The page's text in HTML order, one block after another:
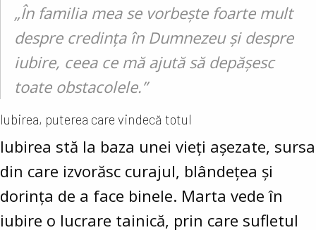
„În familia mea se vorbește foarte mult
despre credința în Dumnezeu și despre
iubire, ceea ce mă ajută să depășesc
toate obstacolele.”
Iubirea, puterea care vindecă totul
Iubirea stă la baza unei vieți așezate, sursa
din care izvorăsc curajul, blândețea și
dorința de a face binele. Marta vede în
iubire o lucrare tainică, prin care sufletul